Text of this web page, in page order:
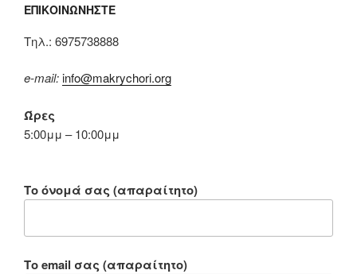
ΕΠΙΚΟΙΝΩΝΉΣΤΕ
Tηλ.: 6975738888
e-mail:info@makrychori.org
Ώρες
5:00μμ – 10:00μμ
Το όνομά σας (απαραίτητο)
Το email σας (απαραίτητο)